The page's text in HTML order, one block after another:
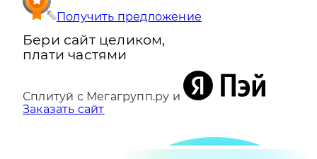
Бери сайт целиком,
Сплитуй с Мегагрупп.ру и